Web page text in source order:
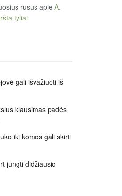
rususapie A.
tyliai
gali išvažiuoti iš
klausimas padės
iki komos gali skirti
jungti didžiausio